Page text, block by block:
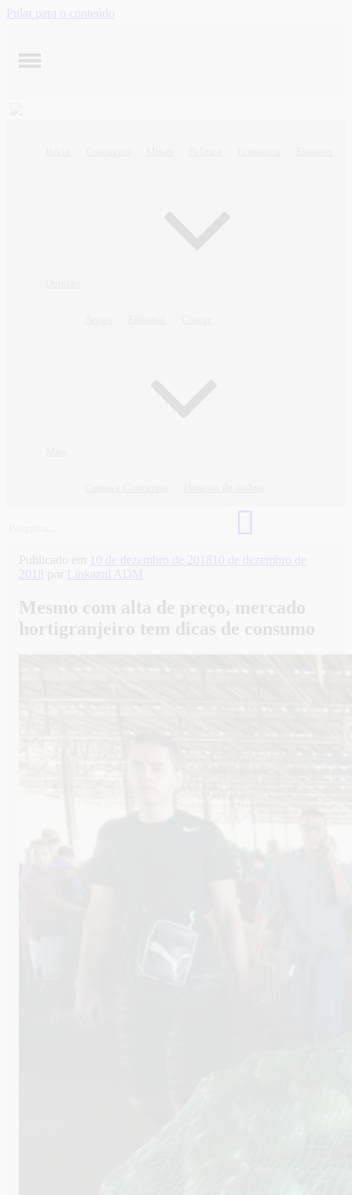
Pular para o conteúdo
Publicado em 10 de dezembro de 2018 10 de dezembro de
2018 por Linkazul ADM
Mesmo com alta de preço, mercado
hortigranjeiro tem dicas de consumo